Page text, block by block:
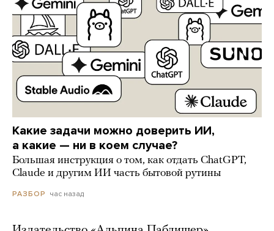
Какие задачи можно доверить ИИ,
а какие — ни в коем случае?
Большая инструкция о том, как отдать ChatGPT,
Claude и другим ИИ часть бытовой рутины
РАЗБОР час назад